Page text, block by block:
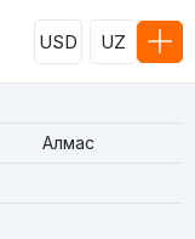
USD UZ
Алмас